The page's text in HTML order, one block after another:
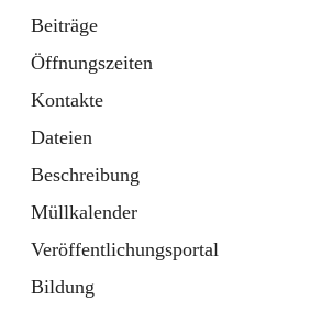
Beiträge
Öffnungszeiten
Kontakte
Dateien
Beschreibung
Müllkalender
Veröffentlichungsportal
Bildung
11 Schnellzugriffe
Soziales
1 Schnellzugriff